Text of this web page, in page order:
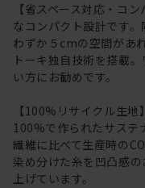
【省スペース対応・コ
なコンパクト設計です
わずか５cmの空間があ
トーキ独自技術を搭載
い方にお勧めです。
【100%リサイクル生
100%で作られたサステ
繊維に比べて生産時の
染め分けた糸を凹凸感
上げています。